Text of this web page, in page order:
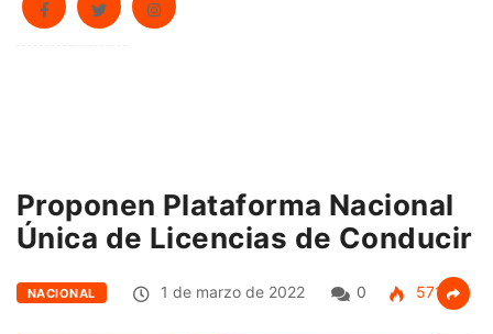
Proponen Plataforma Nacional
Única de Licencias de Conducir
NACIONAL 1 de marzo de 2022 0 571